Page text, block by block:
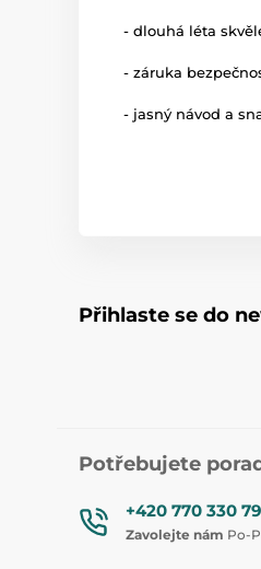
- dlouhá léta
- záruka
- jasný návod a
Přihlaste se do
Potřebujete
+420 770 330
Zavolejte nám Po-